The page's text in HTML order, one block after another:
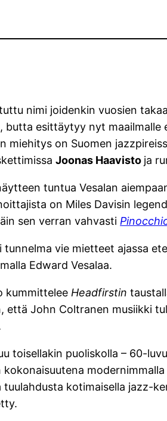
nimi joidenkin vuosien
butta esittäytyy nyt maailmalle
miehitys on Suomen
Joonas Haavisto ja
tuntua Vesalan
on Miles Davisin
sen verran vahvasti
vie mietteet ajassa
Edward Vesalaa.
kummittelee Headfirstin
John Coltranen musiikki
toisellakin puoliskolla – 60-
kotimaisella jazz-